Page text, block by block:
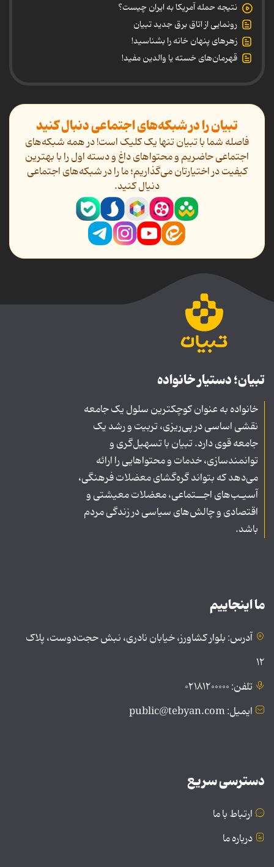
نتیجه حمله آمریکا به ایران چیست؟
رونمایی از اتاق برق جدید تبیان
زهرهای پنهان خانه را بشناسید!
قهرمان‌های خسته یا والدین مفید!
تبیان را در شبکه‌های اجتماعی دنبال کنید
فاصله شما با تبیان تنها یک کلیک است! در همه شبکه‌های
اجتماعی حاضریم و محتواهای داغ و دسته اول را با بهترین
کیفیت در اختیارتان می‌گذاریم؛ ما را در شبکه‌های اجتماعی
دنیال کنید.
تبیان؛ دستیار خانواده
خانواده به عنوان کوچکترین سلول یک جامعه
نقشی اساسی در پی‌ریزی، تربیت و رشد یک
جامعه قوی دارد. تبیان با تسهیل‌گری و
توانمندسازی، خدمات و محتواهایی را ارائه
می‌دهد که بتواند گره‌گشای معضلات فرهنگی،
آسیـب‌های اجــتماعی، معضلات معیشتی و
اقتصادی و چالش‌های سیاسی در زندگی مردم
باشد.
ما اینجاییم
آدرس: بلوار کشاورز، خیابان نادری، نبش حجت‌دوست، پلاک
۱۲
تلفن: ۰۲۱۸۱۲۰۰۰۰۰
ایمیل: public@tebyan.com
دسترسی سریع
ارتباط با ما
درباره ما